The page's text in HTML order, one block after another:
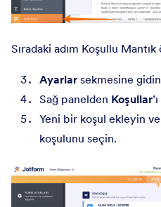
Sıradaki adım Koşullu
Ayarlar sekmesine
Sağ panelden Koşullar
Yeni bir koşul ekleyin ve
koşulunu seçin.